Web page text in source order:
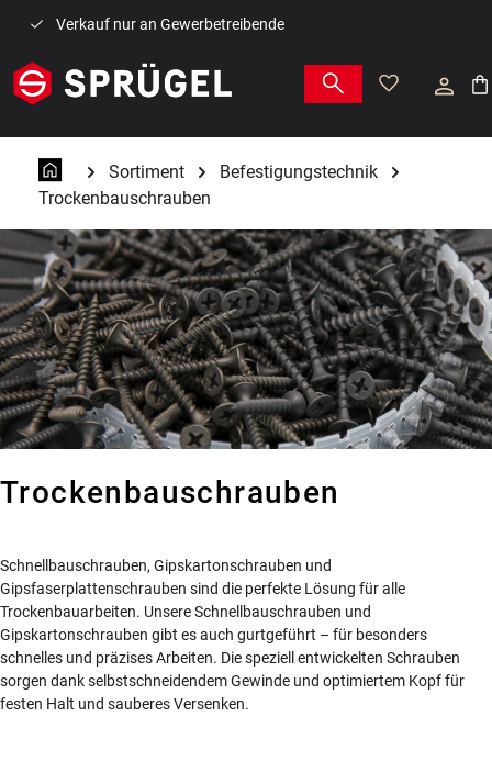
Zum Hauptinhalt springen
Verkauf nur an Gewerbetreibende
Sortiment
Befestigungstechnik
Trockenbauschrauben
Trockenbauschrauben
Schnellbauschrauben, Gipskartonschrauben und
Gipsfaserplattenschrauben sind die perfekte Lösung für alle
Trockenbauarbeiten. Unsere Schnellbauschrauben und
Gipskartonschrauben gibt es auch gurtgeführt – für besonders
schnelles und präzises Arbeiten. Die speziell entwickelten Schrauben
sorgen dank selbstschneidendem Gewinde und optimiertem Kopf für
festen Halt und sauberes Versenken.